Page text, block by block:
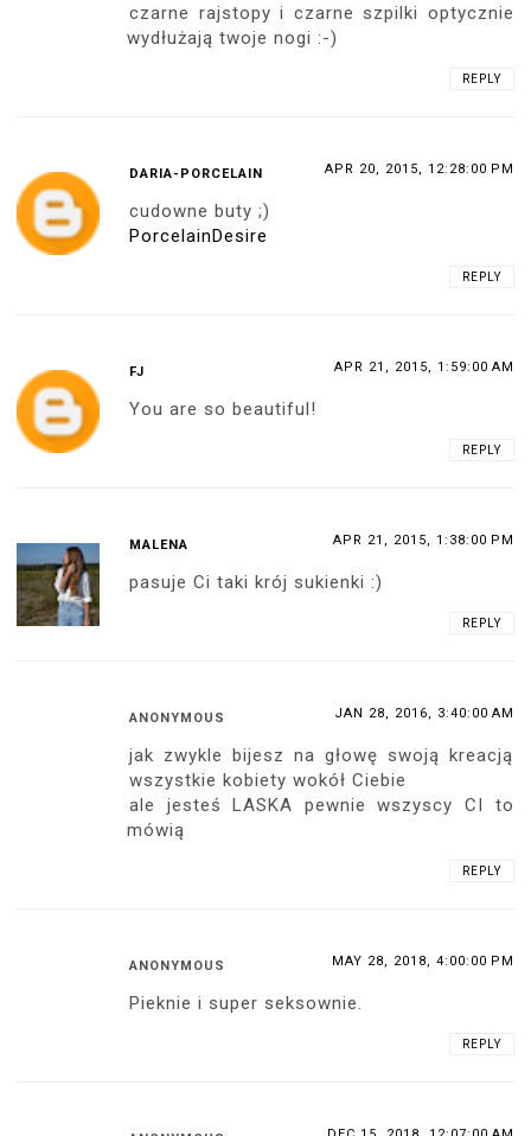
czarne rajstopy i czarne szpilki optycznie
wydłużają twoje nogi :-)
REPLY
DARIA-PORCELAIN APR 20, 2015, 12:28:00 PM
cudowne buty ;)
PorcelainDesire
REPLY
FJ APR 21, 2015, 1:59:00 AM
You are so beautiful!
REPLY
MALENA APR 21, 2015, 1:38:00 PM
pasuje Ci taki krój sukienki :)
REPLY
ANONYMOUS JAN 28, 2016, 3:40:00 AM
jak zwykle bijesz na głowę swoją kreacją
wszystkie kobiety wokół Ciebie
ale jesteś LASKA pewnie wszyscy CI to
mówią
REPLY
ANONYMOUS MAY 28, 2018, 4:00:00 PM
Pieknie i super seksownie.
REPLY